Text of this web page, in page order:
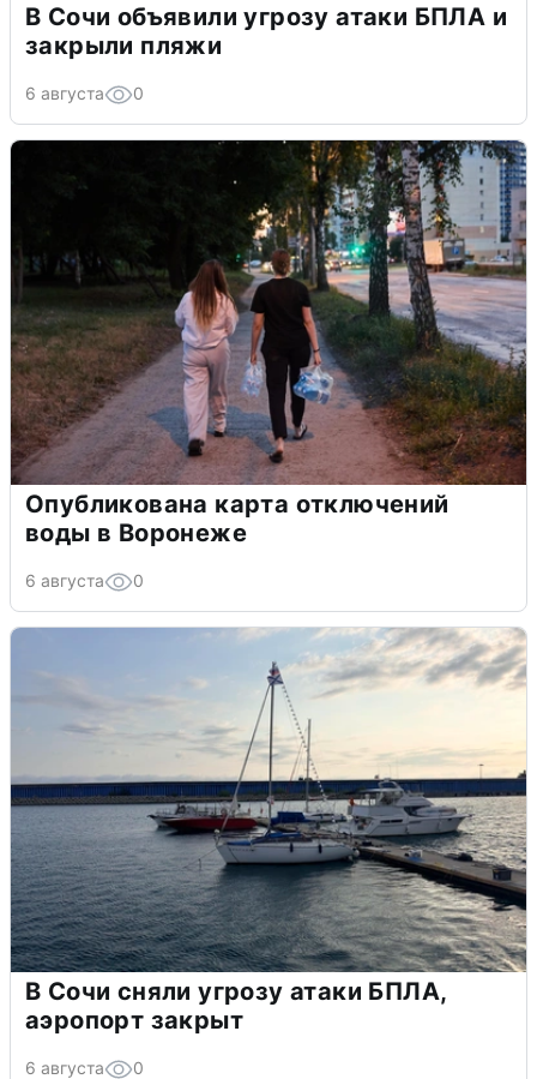
В Сочи объявили угрозу атаки БПЛА и
закрыли пляжи
6 августа 0
Опубликована карта отключений
воды в Воронеже
6 августа 0
В Сочи сняли угрозу атаки БПЛА,
аэропорт закрыт
6 августа 0